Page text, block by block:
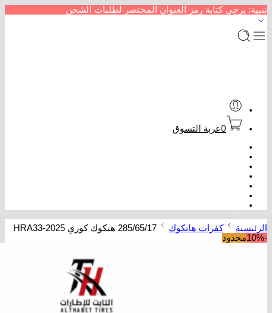
تنبية: يرجى كتابة رمز العنوان المختصر لطلبات الشحن
0عربة التسوق
الرئيسية كفرات هانكوك
285/65/17 هنكوك كوري HRA33-2025
-10%
محدود